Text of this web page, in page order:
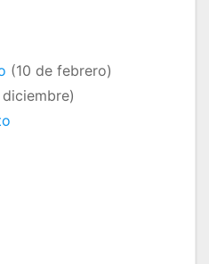
(10 de febrero)